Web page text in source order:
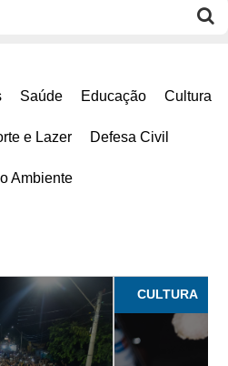
Saúde Educação Cultura
e Lazer Defesa Civil
Ambiente
CULTURA